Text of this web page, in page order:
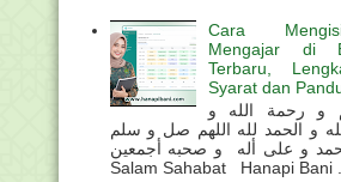
Cara
Mengajar di
Terbaru,
Syarat dan
و رحمة الله و
و الحمد لله اللهم صل و سلم
و على أله و صحبه أجمعين
Salam Sahabat Hanapi Bani .